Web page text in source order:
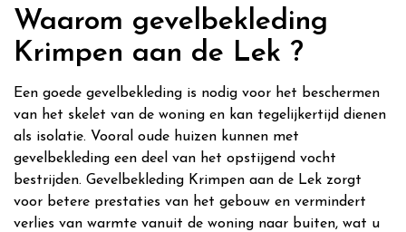
Waarom gevelbekleding
Krimpen aan de Lek ?
Een goede gevelbekleding is nodig voor het beschermen
van het skelet van de woning en kan tegelijkertijd dienen
als isolatie. Vooral oude huizen kunnen met
gevelbekleding een deel van het opstijgend vocht
bestrijden. Gevelbekleding Krimpen aan de Lek zorgt
voor betere prestaties van het gebouw en vermindert
verlies van warmte vanuit de woning naar buiten, wat u